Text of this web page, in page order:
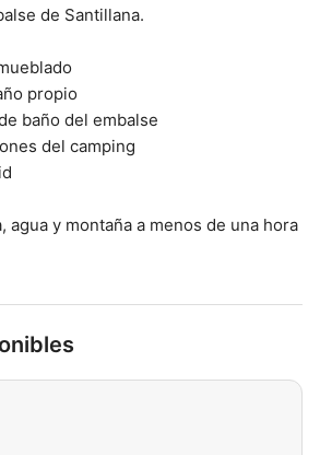
de Santillana.
propio
baño del embalse
del camping
agua y montaña a menos de una hora